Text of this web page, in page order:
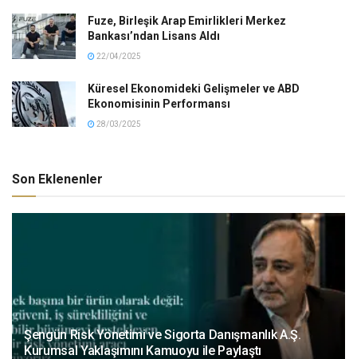
Fuze, Birleşik Arap Emirlikleri Merkez
Bankası’ndan Lisans Aldı
22/04/2025
Küresel Ekonomideki Gelişmeler ve ABD
Ekonomisinin Performansı
28/03/2025
Son Eklenenler
Şengün Risk Yönetimi ve Sigorta Danışmanlık A.Ş.
Kurumsal Yaklaşımını Kamuoyu ile Paylaştı